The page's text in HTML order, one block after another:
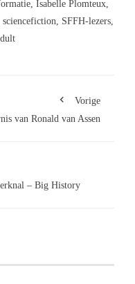
Isabelle Plomteux
sciencefiction SFFH-lezers
Vorige
van Ronald van Assen
– Big History